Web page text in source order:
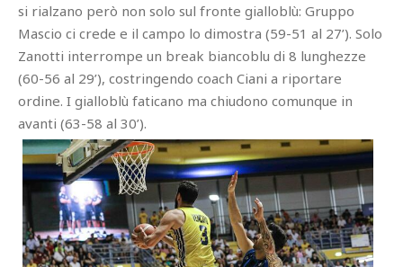
si rialzano però non solo sul fronte gialloblù: Gruppo
Mascio ci crede e il campo lo dimostra (59-51 al 27’). Solo
Zanotti interrompe un break biancoblu di 8 lunghezze
(60-56 al 29’), costringendo coach Ciani a riportare
ordine. I gialloblù faticano ma chiudono comunque in
avanti (63-58 al 30’).